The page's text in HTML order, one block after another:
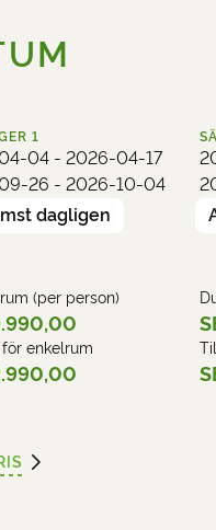
1
04 - 2026-04-17
26 - 2026-10-04
dagligen
(per person)
enkelrum